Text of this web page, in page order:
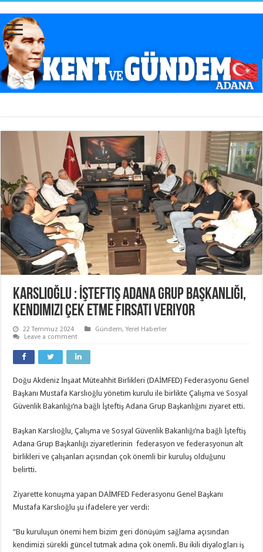
Karslıoğlu : İşteftiş Adana Grup Başkanlığı,
kendimizi çek etme fırsatı veriyor
22 Temmuz 2024 Gündem,Yerel Haberler
Leave a comment
Doğu Akdeniz İnşaat Müteahhit Birlikleri (DAİMFED) Federasyonu Genel
Başkanı Mustafa Karslıoğlu yönetim kurulu ile birlikte Çalışma ve Sosyal
Güvenlik Bakanlığı’na bağlı İşteftiş Adana Grup Başkanlığını ziyaret etti.
Başkan Karslıoğlu, Çalışma ve Sosyal Güvenlik Bakanlığı’na bağlı İşteftiş
Adana Grup Başkanlığı ziyaretlerinin federasyon ve federasyonun alt
birlikleri ve çalışanları açısından çok önemli bir kuruluş olduğunu
belirtti.
Ziyarette konuşma yapan DAİMFED Federasyonu Genel Başkanı
Mustafa Karslıoğlu şu ifadelere yer verdi:
“Bu kuruluşun önemi hem bizim geri dönüşüm sağlama açısından
kendimizi sürekli güncel tutmak adına çok önemli. Bu ikili diyalogları iş